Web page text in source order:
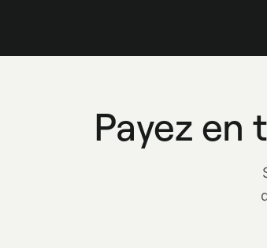
Payez